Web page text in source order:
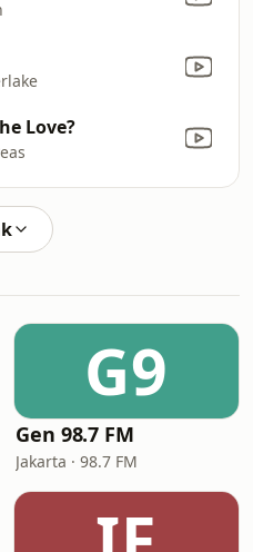
Love?
G9
Gen 98.7 FM
Jakarta · 98.7 FM